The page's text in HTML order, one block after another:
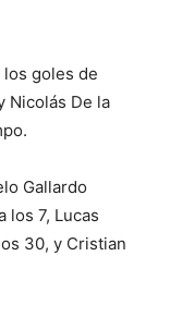
los goles de
Nicolás De la
Gallardo
los 7, Lucas
30, y Cristian